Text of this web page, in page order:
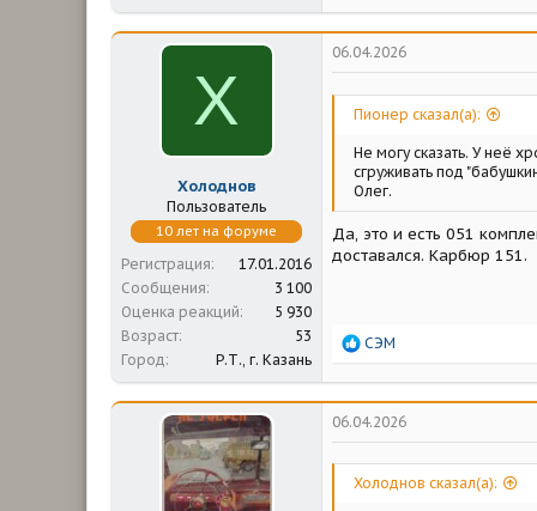
а
к
ц
и
Х
Холоднов
Пользователь
10 лет на форуме
Регистрация
17.01.2016
Сообщения
3 100
Оценка реакций
5 930
Возраст
53
Город
Р.Т., г. Казань
06.04.2026
Пионер сказал(а):
Не могу сказать. У неё
сгруживать под
Олег.
Да, это и есть 051
доставался. Карбюр 151.
Р
а
к
ц
СЭМ
06.04.2026
Холоднов сказал(а):